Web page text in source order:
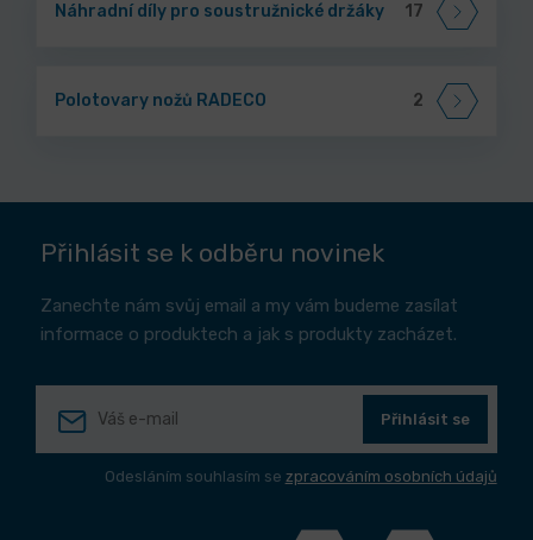
Náhradní díly pro soustružnické držáky 17
Polotovary nožů RADECO 2
Přihlásit se k odběru novinek
Zanechte nám svůj email a my vám budeme zasílat
informace o produktech a jak s produkty zacházet.
Přihlásit se
Odesláním souhlasím se zpracováním osobních údajů